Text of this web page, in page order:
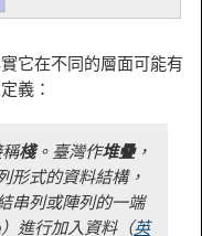
它在不同的層面可能有
義：
棧。 臺灣作堆疊，
形式的資料結構，
串列或陣列的一端
）進行加入資料（英